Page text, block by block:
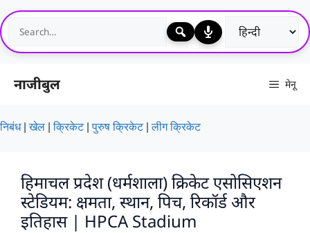
Skip
to
content
नाजीबुल मेनू
निबंध|खेल |क्रिकेट|पुरुष क्रिकेट|लीग क्रिकेट
हिमाचल प्रदेश (धर्मशाला) क्रिकेट एसोसिएशन
स्टेडियम: क्षमता, स्थान, पिच, रिकॉर्ड और
इतिहास | HPCA Stadium